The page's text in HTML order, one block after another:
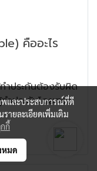
คืออะไร
ำประกันต้องรับผิด
ำประกันโดยตรง
พและประสบการณ์ที่ดี
ายละเอียดเพิ่มเติม
กี้
หมด